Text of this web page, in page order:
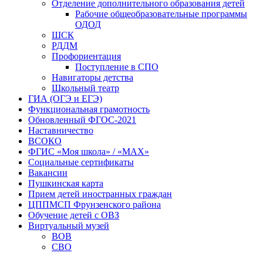
Отделение дополнительного образования детей
Рабочие общеобразовательные программы
ОДОД
ШСК
РДДМ
Профориентация
Поступление в СПО
Навигаторы детства
Школьный театр
ГИА (ОГЭ и ЕГЭ)
Функциональная грамотность
Обновленный ФГОС-2021
Наставничество
ВСОКО
ФГИС «Моя школа» / «MAX»
Социальные сертификаты
Вакансии
Пушкинская карта
Прием детей иностранных граждан
ЦППМСП Фрунзенского района
Обучение детей с ОВЗ
Виртуальный музей
ВОВ
СВО